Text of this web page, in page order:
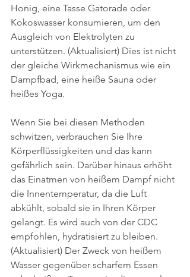
Honig, eine Tasse Gatorade oder
Kokoswasser konsumieren, um den
Ausgleich von Elektrolyten zu
unterstützen. (Aktualisiert) Dies ist nicht
der gleiche Wirkmechanismus wie ein
Dampfbad, eine heiße Sauna oder
heißes Yoga.
Wenn Sie bei diesen Methoden
schwitzen, verbrauchen Sie Ihre
Körperflüssigkeiten und das kann
gefährlich sein. Darüber hinaus erhöht
das Einatmen von heißem Dampf nicht
die Innentemperatur, da die Luft
abkühlt, sobald sie in Ihren Körper
gelangt. Es wird auch von der CDC
empfohlen, hydratisiert zu bleiben.
(Aktualisiert) Der Zweck von heißem
Wasser gegenüber scharfem Essen